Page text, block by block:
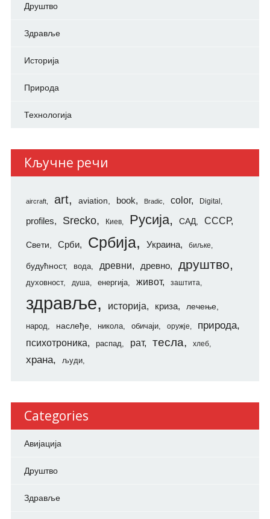
Друштво
Здравље
Историја
Природа
Технологија
Кључне речи
aircraft art aviation book Bradic color Digital
profiles Srecko Киев Русија САД СССР
Свети Срби Србија Украина биљке
будућност вода древни древно друштво
духовност душа енергија живот заштита
здравље историја криза лечење
народ наслеђе никола обичаји оружје природа
психотроника распад рат тесла хлеб
храна људи
Categories
Авијација
Друштво
Здравље